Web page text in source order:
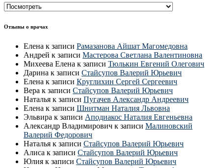
Все
СПб
Отзывы о врачах
Елена к записи Рамазанова Айшат Магомедовна
Андрей к записи Мастерова Светлана Валентиновна
Михеева Елена к записи Тюлькин Евгений Олегович
Дарина к записи Стайсупов Валерий Юрьевич
Елена к записи Круглихин Сергей Сергеевич
Вера к записи Стайсупов Валерий Юрьевич
Наталья к записи Пугачев Александр Андреевич
Елена к записи Шнитман Наталия Львовна
Эльвира к записи Аподиакос Наталия Евгеньевна
Александр Владимирович к записи Малиновский
Валерий Федорович
Наталья к записи Стайсупов Валерий Юрьевич
Алиса к записи Стайсупов Валерий Юрьевич
Юлия к записи Стайсупов Валерий Юрьевич